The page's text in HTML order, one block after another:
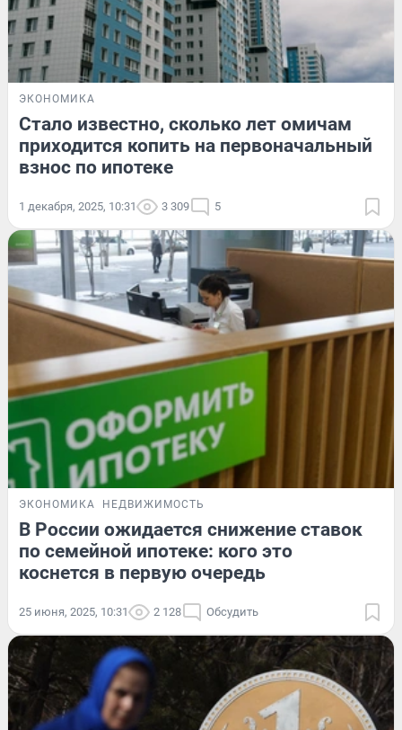
ЭКОНОМИКА
Стало известно, сколько лет омичам
приходится копить на первоначальный
взнос по ипотеке
1 декабря, 2025, 10:31 3 309 5
ЭКОНОМИКА НЕДВИЖИМОСТЬ
В России ожидается снижение ставок
по семейной ипотеке: кого это
коснется в первую очередь
25 июня, 2025, 10:31 2 128 Обсудить